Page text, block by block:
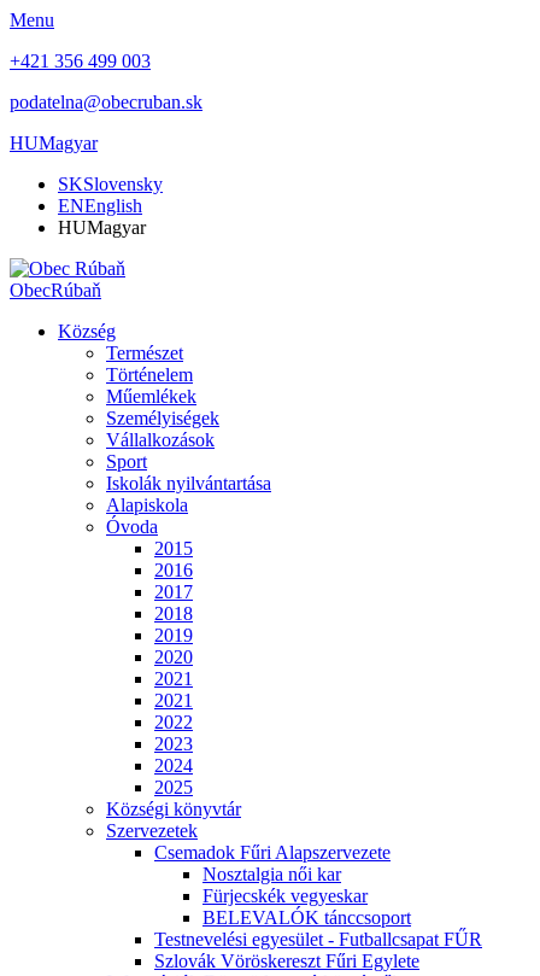
Menu
+421 356 499 003
podatelna@obecruban.sk
HUMagyar
SKSlovensky
ENEnglish
HUMagyar
ObecRúbaň
Község
Természet
Történelem
Műemlékek
Személyiségek
Vállalkozások
Sport
Iskolák nyilvántartása
Alapiskola
Óvoda
2015
2016
2017
2018
2019
2020
2021
2021
2022
2023
2024
2025
Községi könyvtár
Szervezetek
Csemadok Fűri Alapszervezete
Nosztalgia női kar
Fürjecskék vegyeskar
BELEVALÓK tánccsoport
Testnevelési egyesület - Futballcsapat FŰR
Szlovák Vöröskereszt Fűri Egylete